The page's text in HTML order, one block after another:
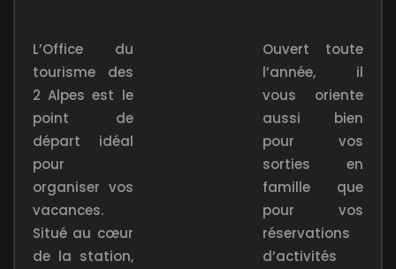
L’Office du
tourisme des
2 Alpes est le
point de
départ idéal
pour
organiser vos
vacances.
Situé au cœur
de la station,
Ouvert toute
l’année, il
vous oriente
aussi bien
pour vos
sorties en
famille que
pour vos
réservations
d’activités